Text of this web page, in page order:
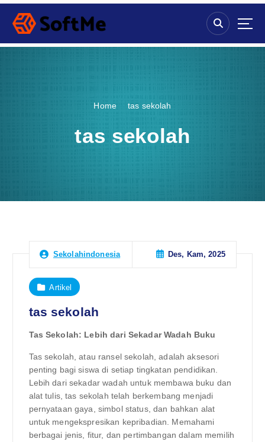
S
p
Home tas sekolah
tas sekolah
Sekolahindonesia Des, Kam, 2025
Artikel
tas sekolah
Tas Sekolah: Lebih dari Sekadar Wadah Buku
Tas sekolah, atau ransel sekolah, adalah aksesori
penting bagi siswa di setiap tingkatan pendidikan.
Lebih dari sekadar wadah untuk membawa buku dan
alat tulis, tas sekolah telah berkembang menjadi
pernyataan gaya, simbol status, dan bahkan alat
untuk mengekspresikan kepribadian. Memahami
berbagai jenis, fitur, dan pertimbangan dalam memilih